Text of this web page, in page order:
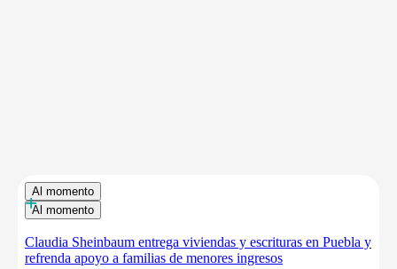
Al momento
Al momento
+
Claudia Sheinbaum entrega viviendas y escrituras en Puebla y
refrenda apoyo a familias de menores ingresos